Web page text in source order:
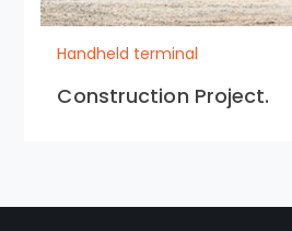
Handheld terminal
Construction Project.